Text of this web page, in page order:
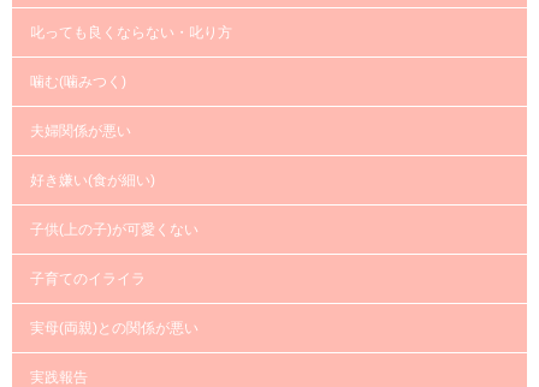
叱っても良くならない・叱り方
噛む(噛みつく)
夫婦関係が悪い
好き嫌い(食が細い)
子供(上の子)が可愛くない
子育てのイライラ
実母(両親)との関係が悪い
実践報告